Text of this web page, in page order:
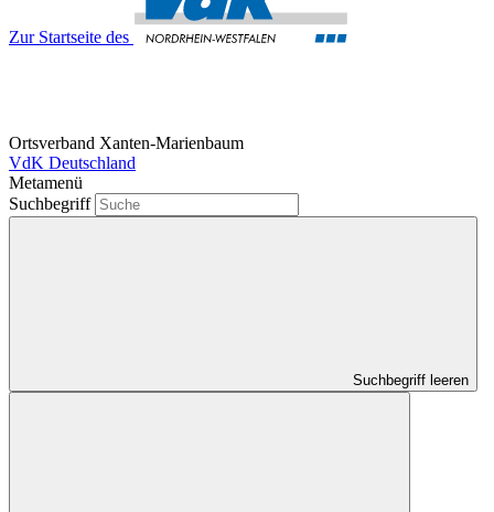
Zur Startseite des
Ortsverband Xanten-Marienbaum
VdK Deutschland
Metamenü
Suchbegriff
Suchbegriff leeren